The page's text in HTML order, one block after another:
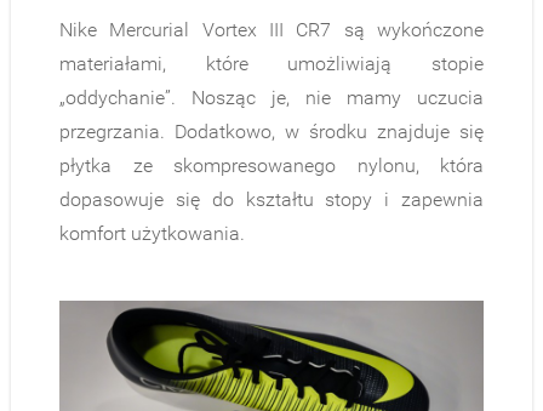
Nike Mercurial Vortex III CR7 są wykończone
materiałami, które umożliwiają stopie
„oddychanie”. Nosząc je, nie mamy uczucia
przegrzania. Dodatkowo, w środku znajduje się
płytka ze skompresowanego nylonu, która
dopasowuje się do kształtu stopy i zapewnia
komfort użytkowania.